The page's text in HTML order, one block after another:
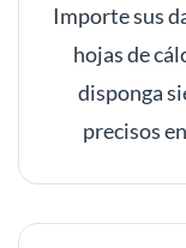
Importe sus
hojas de
disponga
precisos